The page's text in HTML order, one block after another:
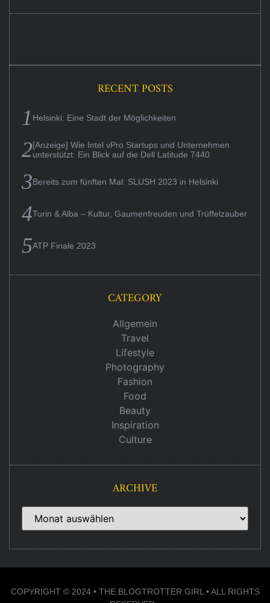
RECENT POSTS
Helsinki: Eine Stadt der Möglichkeiten
[Anzeige] Wie Intel vPro Startups und Unternehmen
unterstützt: Ein Blick auf die Dell Latitude 7440
Bereits zum fünften Mal: SLUSH 2023 in Helsinki
Turin & Alba – Kultur, Gaumenfreuden und Trüffelzauber
ATP Finale 2023
CATEGORY
Allgemein
Travel
Lifestyle
Photography
Fashion
Food
Beauty
Inspiration
Culture
ARCHIVE
COPYRIGHT © 2024 • THE BLOGTROTTER GIRL • ALL RIGHTS